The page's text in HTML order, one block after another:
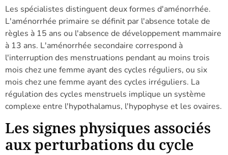
Les spécialistes distinguent deux formes d'aménorrhée.
L'aménorrhée primaire se définit par l'absence totale de
règles à 15 ans ou l'absence de développement mammaire
à 13 ans. L'aménorrhée secondaire correspond à
l'interruption des menstruations pendant au moins trois
mois chez une femme ayant des cycles réguliers, ou six
mois chez une femme ayant des cycles irréguliers. La
régulation des cycles menstruels implique un système
complexe entre l'hypothalamus, l'hypophyse et les ovaires.
Les signes physiques associés
aux perturbations du cycle